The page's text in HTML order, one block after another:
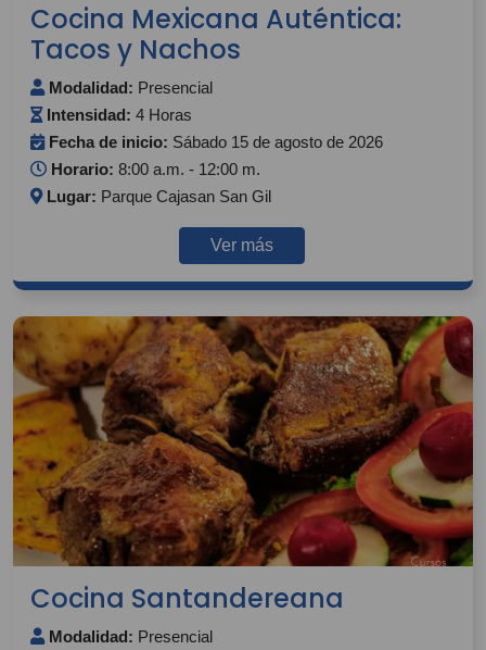
Cocina Mexicana Auténtica:
Tacos y Nachos
Modalidad: Presencial
Intensidad: 4 Horas
Fecha de inicio: Sábado 15 de agosto de 2026
Horario: 8:00 a.m. - 12:00 m.
Lugar: Parque Cajasan San Gil
Ver más
Cocina Santandereana
Modalidad: Presencial